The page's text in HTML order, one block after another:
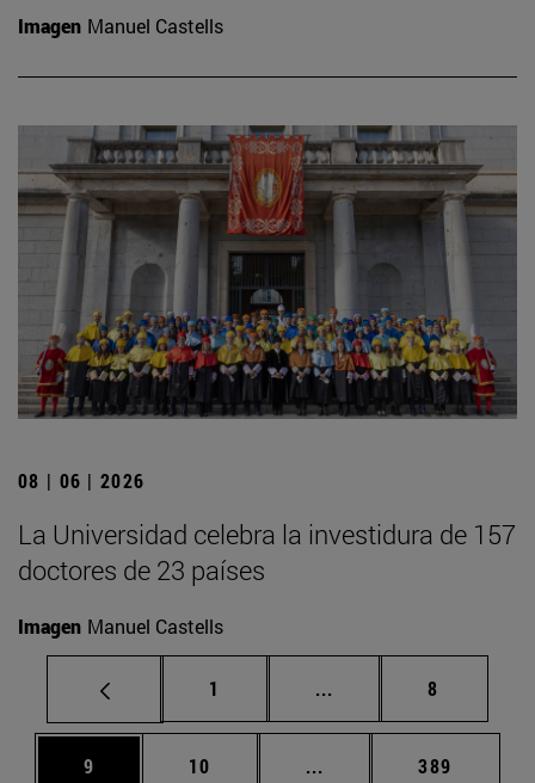
Imagen Manuel Castells
08 | 06 | 2026
La Universidad celebra la investidura de 157
doctores de 23 países
Imagen Manuel Castells
Página
1 ... Páginas intermedias
Página
8
Página
9 Página
10 ... Páginas intermedias
Página
389